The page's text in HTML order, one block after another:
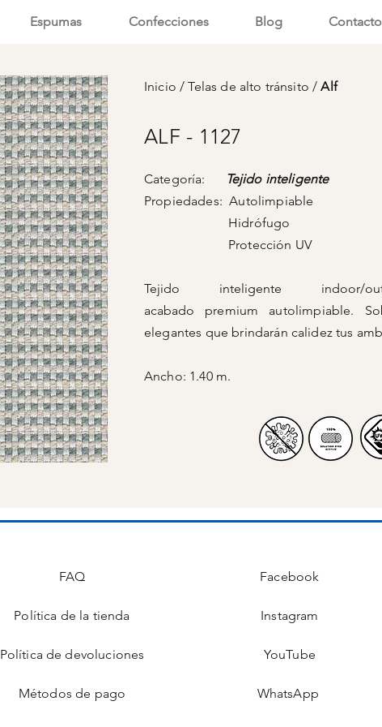
Espumas Confecciones Blog Contacto
Inicio/Telas de alto tránsito/Alf
ALF - 1127
Categoría:
Tejido inteligente
Propiedades: Autolimpiable
Hidrófugo
Protección UV
Tejido inteligente indoor/
acabado premium autolimpiable.
elegantes que brindarán calidez tus
Ancho: 1.40 m.
FAQ
Política de la tienda
Política de devoluciones
Métodos de pago
Facebook
Instagram
YouTube
WhatsApp